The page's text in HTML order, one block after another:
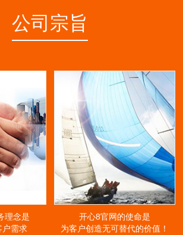
公司宗旨
理念是
户需求
开心8官网的使命是
为客户创造无可替代的价值！